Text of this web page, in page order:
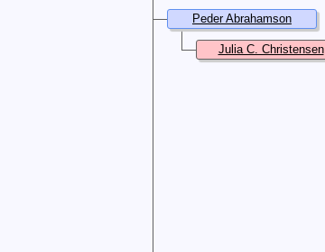
Peder Abrahamson
Julia C. Christensen